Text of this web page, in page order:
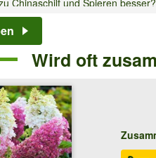
Chinaschilf und Spieren besser?
fast identisch. Bei allen 3
schrieb am
zwischen Gehsteig
Wird oft